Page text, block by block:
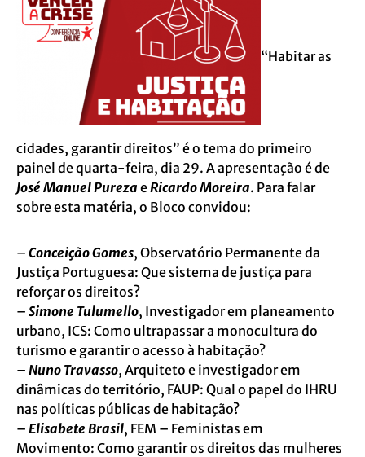
“Habitar as
cidades, garantir direitos” é o tema do primeiro
painel de quarta-feira, dia 29. A apresentação é de
José Manuel Pureza eRicardo Moreira. Para falar
sobre esta matéria, o Bloco convidou:
– Conceição Gomes, Observatório Permanente da
Justiça Portuguesa: Que sistema de justiça para
reforçar os direitos?
– Simone Tulumello, Investigador em planeamento
urbano, ICS: Como ultrapassar a monocultura do
turismo e garantir o acesso à habitação?
– Nuno Travasso, Arquiteto e investigador em
dinâmicas do território, FAUP: Qual o papel do IHRU
nas políticas públicas de habitação?
– Elisabete Brasil, FEM – Feministas em
Movimento: Como garantir os direitos das mulheres